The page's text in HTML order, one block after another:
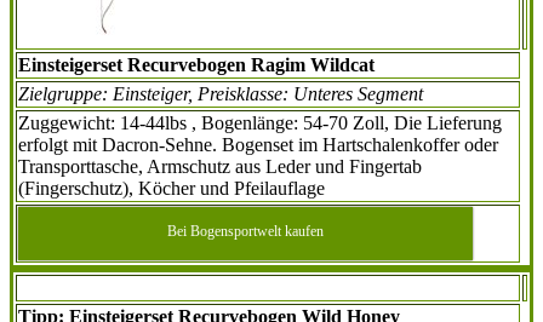
Einsteigerset Recurvebogen Ragim Wildcat
Zielgruppe: Einsteiger, Preisklasse: Unteres Segment
Zuggewicht: 14-44lbs , Bogenlänge: 54-70 Zoll, Die Lieferung
erfolgt mit Dacron-Sehne. Bogenset im Hartschalenkoffer oder
Transporttasche, Armschutz aus Leder und Fingertab
(Fingerschutz), Köcher und Pfeilauflage
Bei Bogensportwelt kaufen
Tipp: Einsteigerset Recurvebogen Wild Honey